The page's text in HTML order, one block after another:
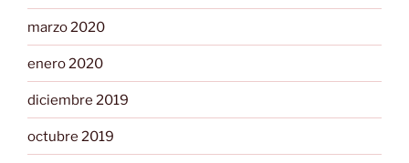
marzo 2020
enero 2020
diciembre 2019
octubre 2019